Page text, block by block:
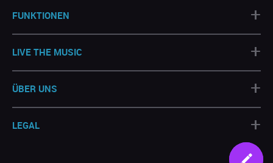
FUNKTIONEN +
LIVE THE MUSIC +
ÜBER UNS +
LEGAL +